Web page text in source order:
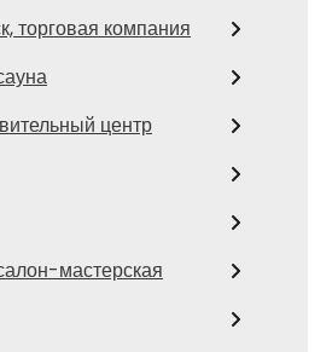
торговая компания
центр
мастерская